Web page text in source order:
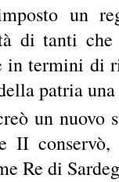
un
di tanti
in termini di
patria
un nuovo
II
Re di